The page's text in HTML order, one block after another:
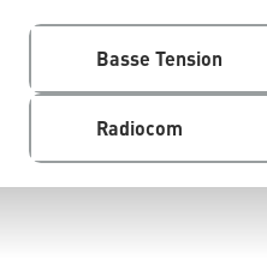
Basse Tension
Radiocom